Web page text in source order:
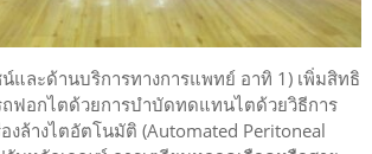
และด้านบริการทางการแพทย์ อาทิ 1) เพิ่มสิทธิ
ถฟอกไตด้วยการบำบัดทดแทนไตด้วยวิธีการ
งล้างไตอัตโนมัติ (Automated Peritoneal